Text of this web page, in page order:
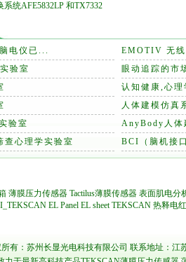
系统AFE5832LP 和TX7332
电仪已...
EMOTIV 无
验室
眼动追踪的市
认知健康,心理
人体建模仿真
验室
AnyBody人体
查心理学实验室
BCI（脑机接
薄膜压力传感器 Tactilus薄膜传感器 表面肌电分
EL Panel EL sheet TEKSCAN 热释电
有：苏州长显光电科技有限公司 联系地址：江